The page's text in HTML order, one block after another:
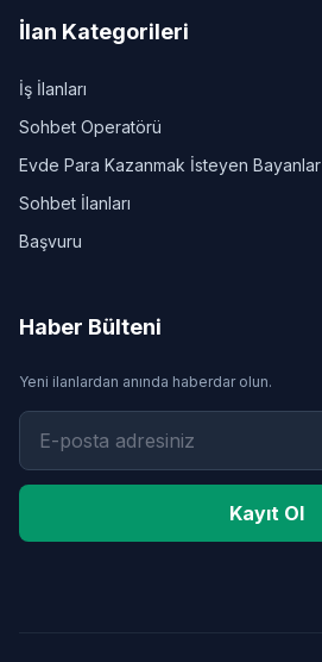
İlan Kategorileri
İş İlanları
Sohbet Operatörü
Evde Para Kazanmak İsteyen Bayanlar
Sohbet İlanları
Başvuru
Haber Bülteni
Yeni ilanlardan anında haberdar olun.
Kayıt Ol